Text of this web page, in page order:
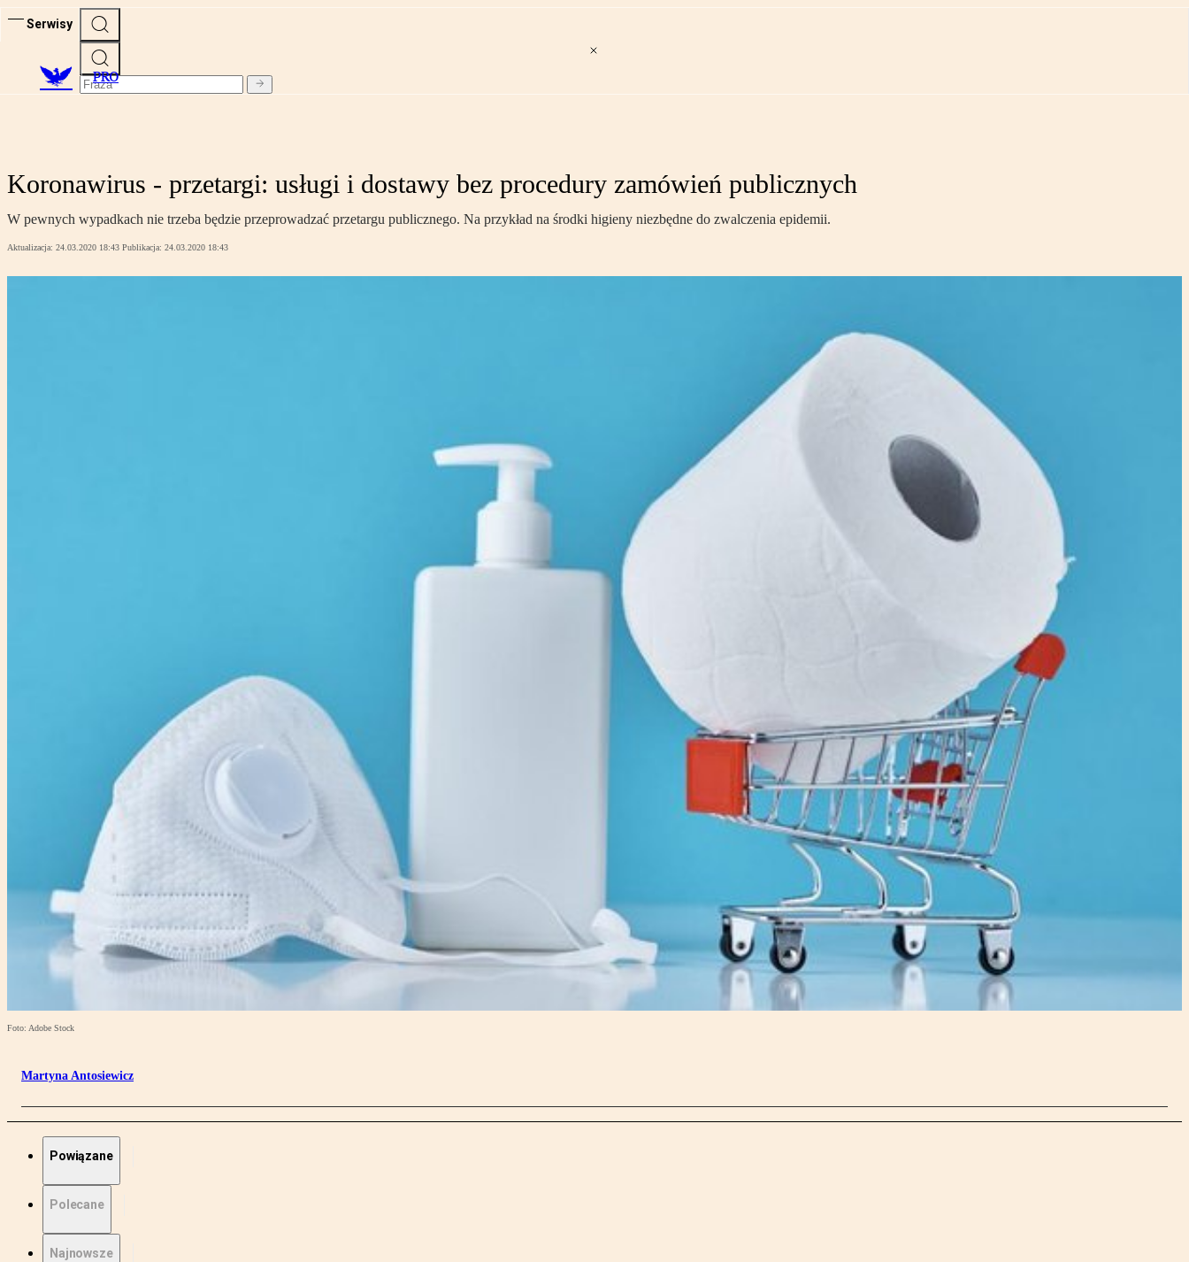
Serwisy
PRO
Koronawirus - przetargi: usługi i dostawy bez procedury zamówień publicznych
W pewnych wypadkach nie trzeba będzie przeprowadzać przetargu publicznego. Na przykład na środki higieny niezbędne do zwalczenia epidemii.
Aktualizacja: 24.03.2020 18:43 Publikacja: 24.03.2020 18:43
Foto: Adobe Stock
Martyna Antosiewicz
Powiązane
Polecane
Najnowsze